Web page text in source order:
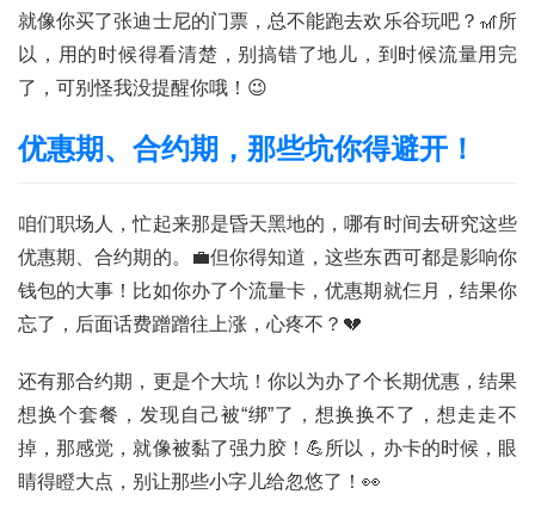
首
页
就像你买了张迪士尼的门票，总不能跑去欢乐谷玩吧？🎢所
以，用的时候得看清楚，别搞错了地儿，到时候流量用完
了，可别怪我没提醒你哦！😉
优惠期、合约期，那些坑你得避开！
咱们职场人，忙起来那是昏天黑地的，哪有时间去研究这些
优惠期、合约期的。💼但你得知道，这些东西可都是影响你
钱包的大事！比如你办了个流量卡，优惠期就仨月，结果你
忘了，后面话费蹭蹭往上涨，心疼不？💔
还有那合约期，更是个大坑！你以为办了个长期优惠，结果
想换个套餐，发现自己被“绑”了，想换换不了，想走走不
掉，那感觉，就像被黏了强力胶！💪所以，办卡的时候，眼
睛得瞪大点，别让那些小字儿给忽悠了！👀